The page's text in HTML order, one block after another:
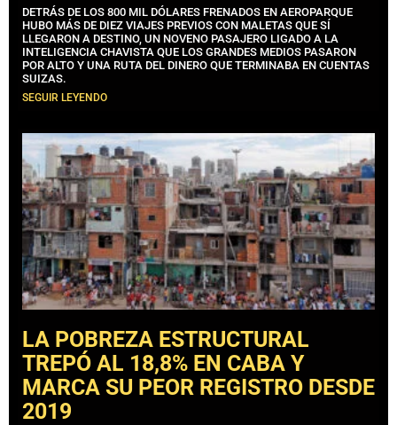
DETRÁS DE LOS 800 MIL DÓLARES FRENADOS EN AEROPARQUE
HUBO MÁS DE DIEZ VIAJES PREVIOS CON MALETAS QUE SÍ
LLEGARON A DESTINO, UN NOVENO PASAJERO LIGADO A LA
INTELIGENCIA CHAVISTA QUE LOS GRANDES MEDIOS PASARON
POR ALTO Y UNA RUTA DEL DINERO QUE TERMINABA EN CUENTAS
SUIZAS.
SEGUIR LEYENDO
LA POBREZA ESTRUCTURAL
TREPÓ AL 18,8% EN CABA Y
MARCA SU PEOR REGISTRO DESDE
2019